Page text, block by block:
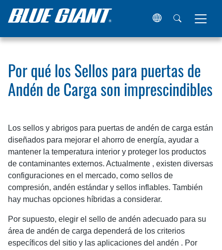
Hogar Recursos Artículos Por qué los Sellos para
Por qué los Sellos para puertas de
Andén de Carga son imprescindibles
Los sellos y abrigos para puertas de andén de carga están
diseñados para mejorar el ahorro de energía, ayudar a
mantener la temperatura interior y proteger los productos
de contaminantes externos. Actualmente , existen diversas
configuraciones en el mercado, como sellos de
compresión, andén estándar y sellos inflables. También
hay muchas opciones híbridas a considerar.
Por supuesto, elegir el sello de andén adecuado para su
área de andén de carga dependerá de los criterios
específicos del sitio y las aplicaciones del andén . Por